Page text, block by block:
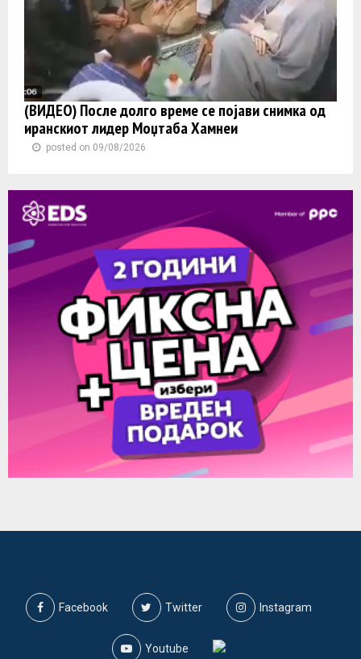
(ВИДЕО) После долго време се појави снимка од
иранскиот лидер Моџтаба Хамнеи
posted on 09/08/2026
Facebook Twitter Instagram
Youtube